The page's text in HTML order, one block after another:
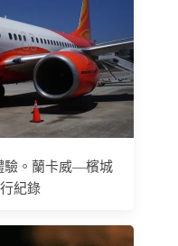
驗。蘭卡威—檳城
紀錄